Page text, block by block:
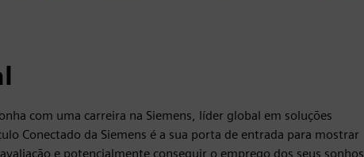
com uma carreira na Siemens, líder global em soluções
Conectado da Siemens é a sua porta de entrada para mostrar
e potencialmente conseguir o emprego dos seus sonhos